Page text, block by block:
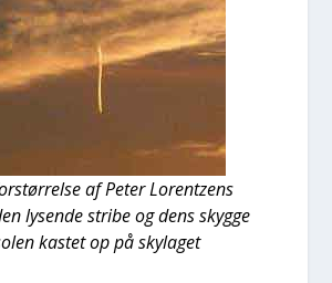
af Peter Lorentzens
lysen­de stri­be og dens skyg­ge
kastet op på skyla­get